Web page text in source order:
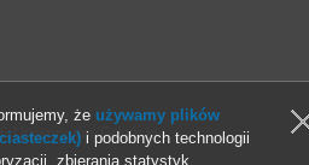
Uniwersytet Gdański
że używamy plików
i podobnych technologii
zbierania statystyk